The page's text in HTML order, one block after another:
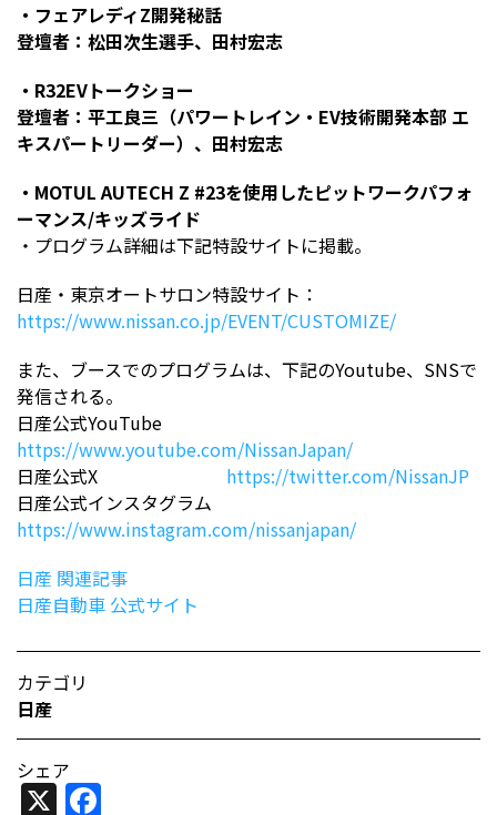
・フェアレディZ開発秘話
登壇者：松田次生選手、田村宏志
・R32EVトークショー
登壇者：平工良三（パワートレイン・EV技術開発本部 エ
キスパートリーダー）、田村宏志
・MOTUL AUTECH Z #23を使用したピットワークパフォ
ーマンス/キッズライド
・プログラム詳細は下記特設サイトに掲載。
日産・東京オートサロン特設サイト：
https://www.nissan.co.jp/EVENT/CUSTOMIZE/
また、ブースでのプログラムは、下記のYoutube、SNSで
発信される。
日産公式YouTube
https://www.youtube.com/NissanJapan/
日産公式X https://twitter.com/NissanJP
日産公式インスタグラム
https://www.instagram.com/nissanjapan/
日産 関連記事
日産自動車 公式サイト
カテゴリ
日産
シェア
X